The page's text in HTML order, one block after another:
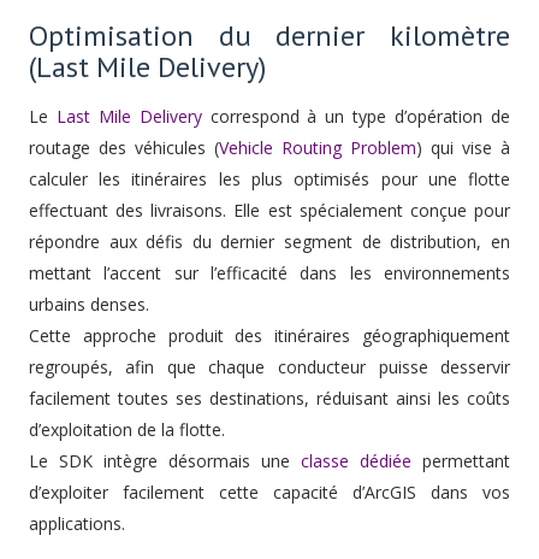
Optimisation du dernier kilomètre
(Last Mile Delivery)
Le Last Mile Deliverycorrespond à un type d’opération de
routage des véhicules (Vehicle Routing Problem) qui vise à
calculer les itinéraires les plus optimisés pour une flotte
effectuant des livraisons. Elle est spécialement conçue pour
répondre aux défis du dernier segment de distribution, en
mettant l’accent sur l’efficacité dans les environnements
urbains denses.
Cette approche produit des itinéraires géographiquement
regroupés, afin que chaque conducteur puisse desservir
facilement toutes ses destinations, réduisant ainsi les coûts
d’exploitation de la flotte.
Le SDK intègre désormais uneclasse dédiée permettant
d’exploiter facilement cette capacité d’ArcGIS dans vos
applications.